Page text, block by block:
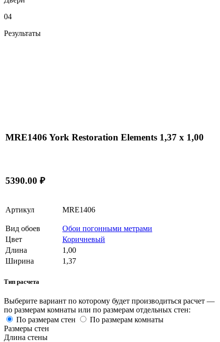
04
Результаты
MRE1406 York Restoration Elements 1,37 x 1,00
5390.00 ₽
Артикул MRE1406
Вид обоев
Обои погонными метрами
Цвет
Коричневый
Длина
1,00
Ширина
1,37
Тип расчета
Выберите вариант по которому будет производиться расчет —
по размерам комнаты или по размерам отдельных стен:
По размерам стен
По размерам комнаты
Размеры стен
Длина стены